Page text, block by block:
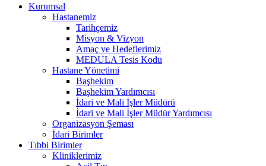
Kurumsal
Hastanemiz
Tarihçemiz
Misyon & Vizyon
Amaç ve Hedeflerimiz
MEDULA Tesis Kodu
Hastane Yönetimi
Başhekim
Başhekim Yardımcısı
İdari ve Mali İşler Müdürü
İdari ve Mali İşler Müdür Yardımcısı
Organizasyon Şeması
İdari Birimler
Tıbbi Birimler
Kliniklerimiz